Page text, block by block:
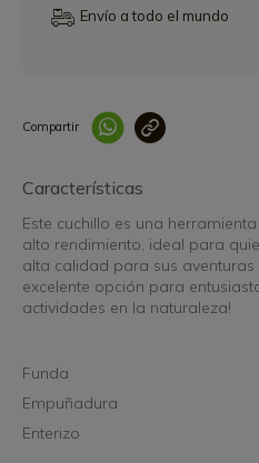
Envío a todo el mundo
Compartir
Características
Este cuchillo es una
alto rendimiento, ideal para
alta calidad para sus aventuras
excelente opción para
actividades en la naturaleza!
Funda
Empuñadura
Enterizo